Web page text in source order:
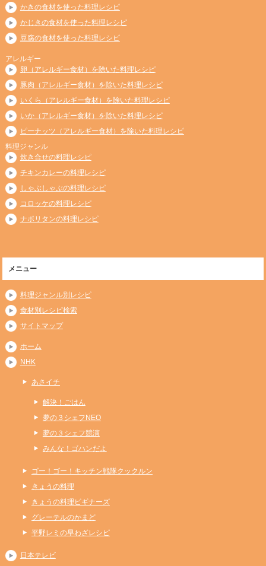
かきの食材を使った料理レシピ
かじきの食材を使った料理レシピ
豆腐の食材を使った料理レシピ
アレルギー
卵（アレルギー食材）を除いた料理レシピ
豚肉（アレルギー食材）を除いた料理レシピ
いくら（アレルギー食材）を除いた料理レシピ
いか（アレルギー食材）を除いた料理レシピ
ピーナッツ（アレルギー食材）を除いた料理レシピ
料理ジャンル
炊き合せの料理レシピ
チキンカレーの料理レシピ
しゃぶしゃぶの料理レシピ
コロッケの料理レシピ
ナポリタンの料理レシピ
メニュー
料理ジャンル別レシピ
食材別レシピ検索
サイトマップ
ホーム
NHK
あさイチ
解決！ごはん
夢の３シェフNEO
夢の３シェフ競演
みんな！ゴハンだよ
ゴー！ゴー！キッチン戦隊クックルン
きょうの料理
きょうの料理ビギナーズ
グレーテルのかまど
平野レミの早わざレシピ
日本テレビ